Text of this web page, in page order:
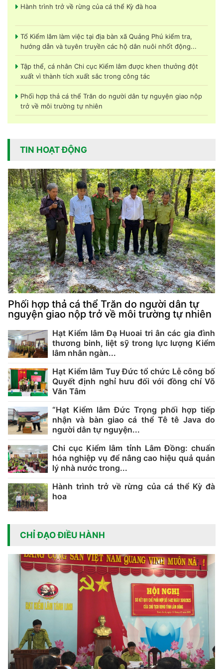
Hành trình trở về rừng của cá thể Kỳ đà hoa
Tổ Kiểm lâm làm việc tại địa bàn xã Quảng Phú kiểm tra,
hướng dẫn và tuyên truyền các hộ dân nuôi nhốt động...
Tập thể, cá nhân Chi cục Kiểm lâm được khen thưởng đột
xuất vì thành tích xuất sắc trong công tác
Phối hợp thả cá thể Trăn do người dân tự nguyện giao nộp
trở về môi trường tự nhiên
Hạt Kiểm lâm Đạ Huoai tri ân các gia đình thương binh, liệt
Hạt Kiểm lâm Tuy Đức tổ chức Lễ công bố Quyết định nghỉ
“Hạt Kiểm lâm Đức Trọng phối hợp tiếp nhận và bàn giao cá
thể Tê tê Java do người dân tự nguyện giao nộp”.
Chi cục Kiểm lâm tỉnh Lâm Đồng: chuẩn hóa nghiệp vụ để
nâng cao hiệu quả quản lý nhà nước trong công tác quản...
Hành trình trở về rừng của cá thể Kỳ đà hoa
TIN HOẠT ĐỘNG
Phối hợp thả cá thể Trăn do người dân tự
nguyện giao nộp trở về môi trường tự nhiên
Hạt Kiểm lâm Đạ Huoai tri ân các gia đình
thương binh, liệt sỹ trong lực lượng Kiểm
lâm nhân ngàn...
Hạt Kiểm lâm Tuy Đức tổ chức Lễ công bố
Quyết định nghỉ hưu đối với đồng chí Võ
Văn Tâm
“Hạt Kiểm lâm Đức Trọng phối hợp tiếp
nhận và bàn giao cá thể Tê tê Java do
người dân tự nguyện...
Chi cục Kiểm lâm tỉnh Lâm Đồng: chuẩn
hóa nghiệp vụ để nâng cao hiệu quả quản
lý nhà nước trong...
Hành trình trở về rừng của cá thể Kỳ đà
hoa
CHỈ ĐẠO ĐIỀU HÀNH